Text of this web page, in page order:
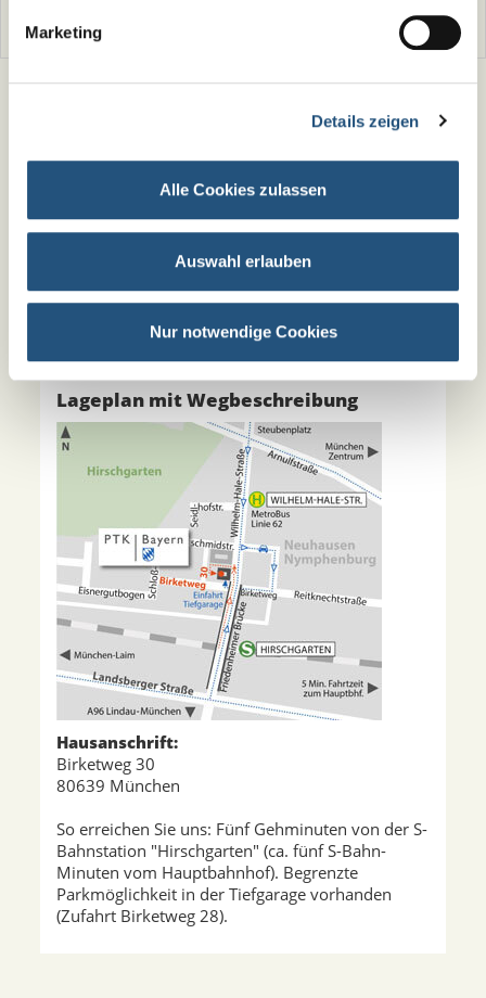
Marketing
Details zeigen
Alle Cookies zulassen
Auswahl erlauben
Nur notwendige Cookies
PDF
Lageplan mit Wegbeschreibung 114 KB
089 / 51 55 55 –25
Di, Mi, Do 14:00 bis 15:30 Uhr
Lageplan mit Wegbeschreibung
Hausanschrift:
Birketweg 30
80639 München
So erreichen Sie uns: Fünf Gehminuten von der S-
Bahnstation "Hirschgarten" (ca. fünf S-Bahn-
Minuten vom Hauptbahnhof). Begrenzte
Parkmöglichkeit in der Tiefgarage vorhanden
(Zufahrt Birketweg 28).